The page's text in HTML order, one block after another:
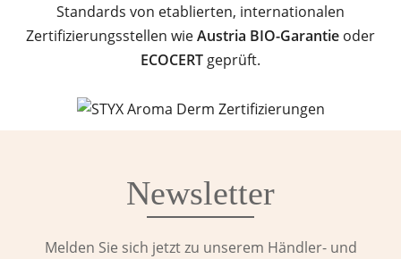
Standards von etablierten, internationalen
Zertifizierungsstellen wieAustria BIO-Garantie oder
ECOCERT geprüft.
Newsletter
Melden Sie sich jetzt zu unserem Händler- und